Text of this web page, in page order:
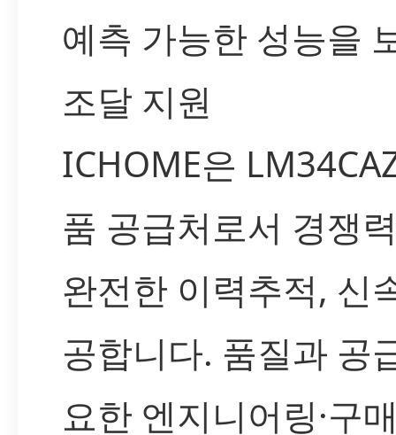
예측 가능한 성능을
조달 지원
ICHOME은
품 공급처로서 경쟁
완전한 이력추적, 신
공합니다. 품질과 공
요한 엔지니어링·구